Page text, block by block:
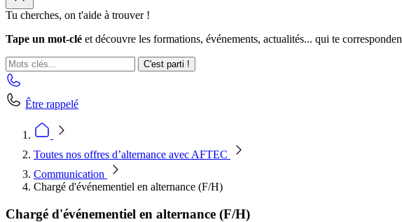
Tu cherches, on t'aide à trouver !
Tape un mot-clé et découvre les formations, événements, actualités... qui te
C'est parti !
Être rappelé
Toutes nos offres d’alternance avec AFTEC
Communication
Chargé d'événementiel en alternance (F/H)
Chargé d'événementiel en alternance (F/H)